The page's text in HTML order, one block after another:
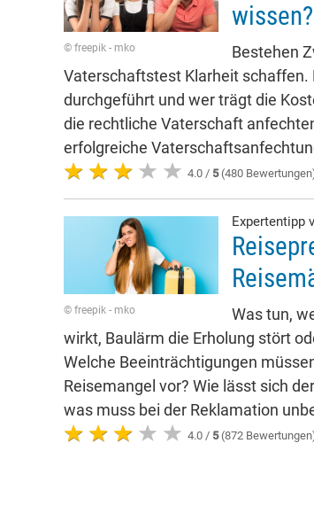
© freepik - mko
wissen?
Bestehen
Vaterschaftstest Klarheit schaffen.
durchgeführt und wer trägt die
die rechtliche Vaterschaft
erfolgreiche
4.0 / 5(480
© freepik - mko
Expertentipp
Was tun,
wirkt, Baulärm die Erholung stört
Welche Beeinträchtigungen
Reisemangel vor? Wie lässt sich
was muss bei der Reklamation
4.0 / 5(872